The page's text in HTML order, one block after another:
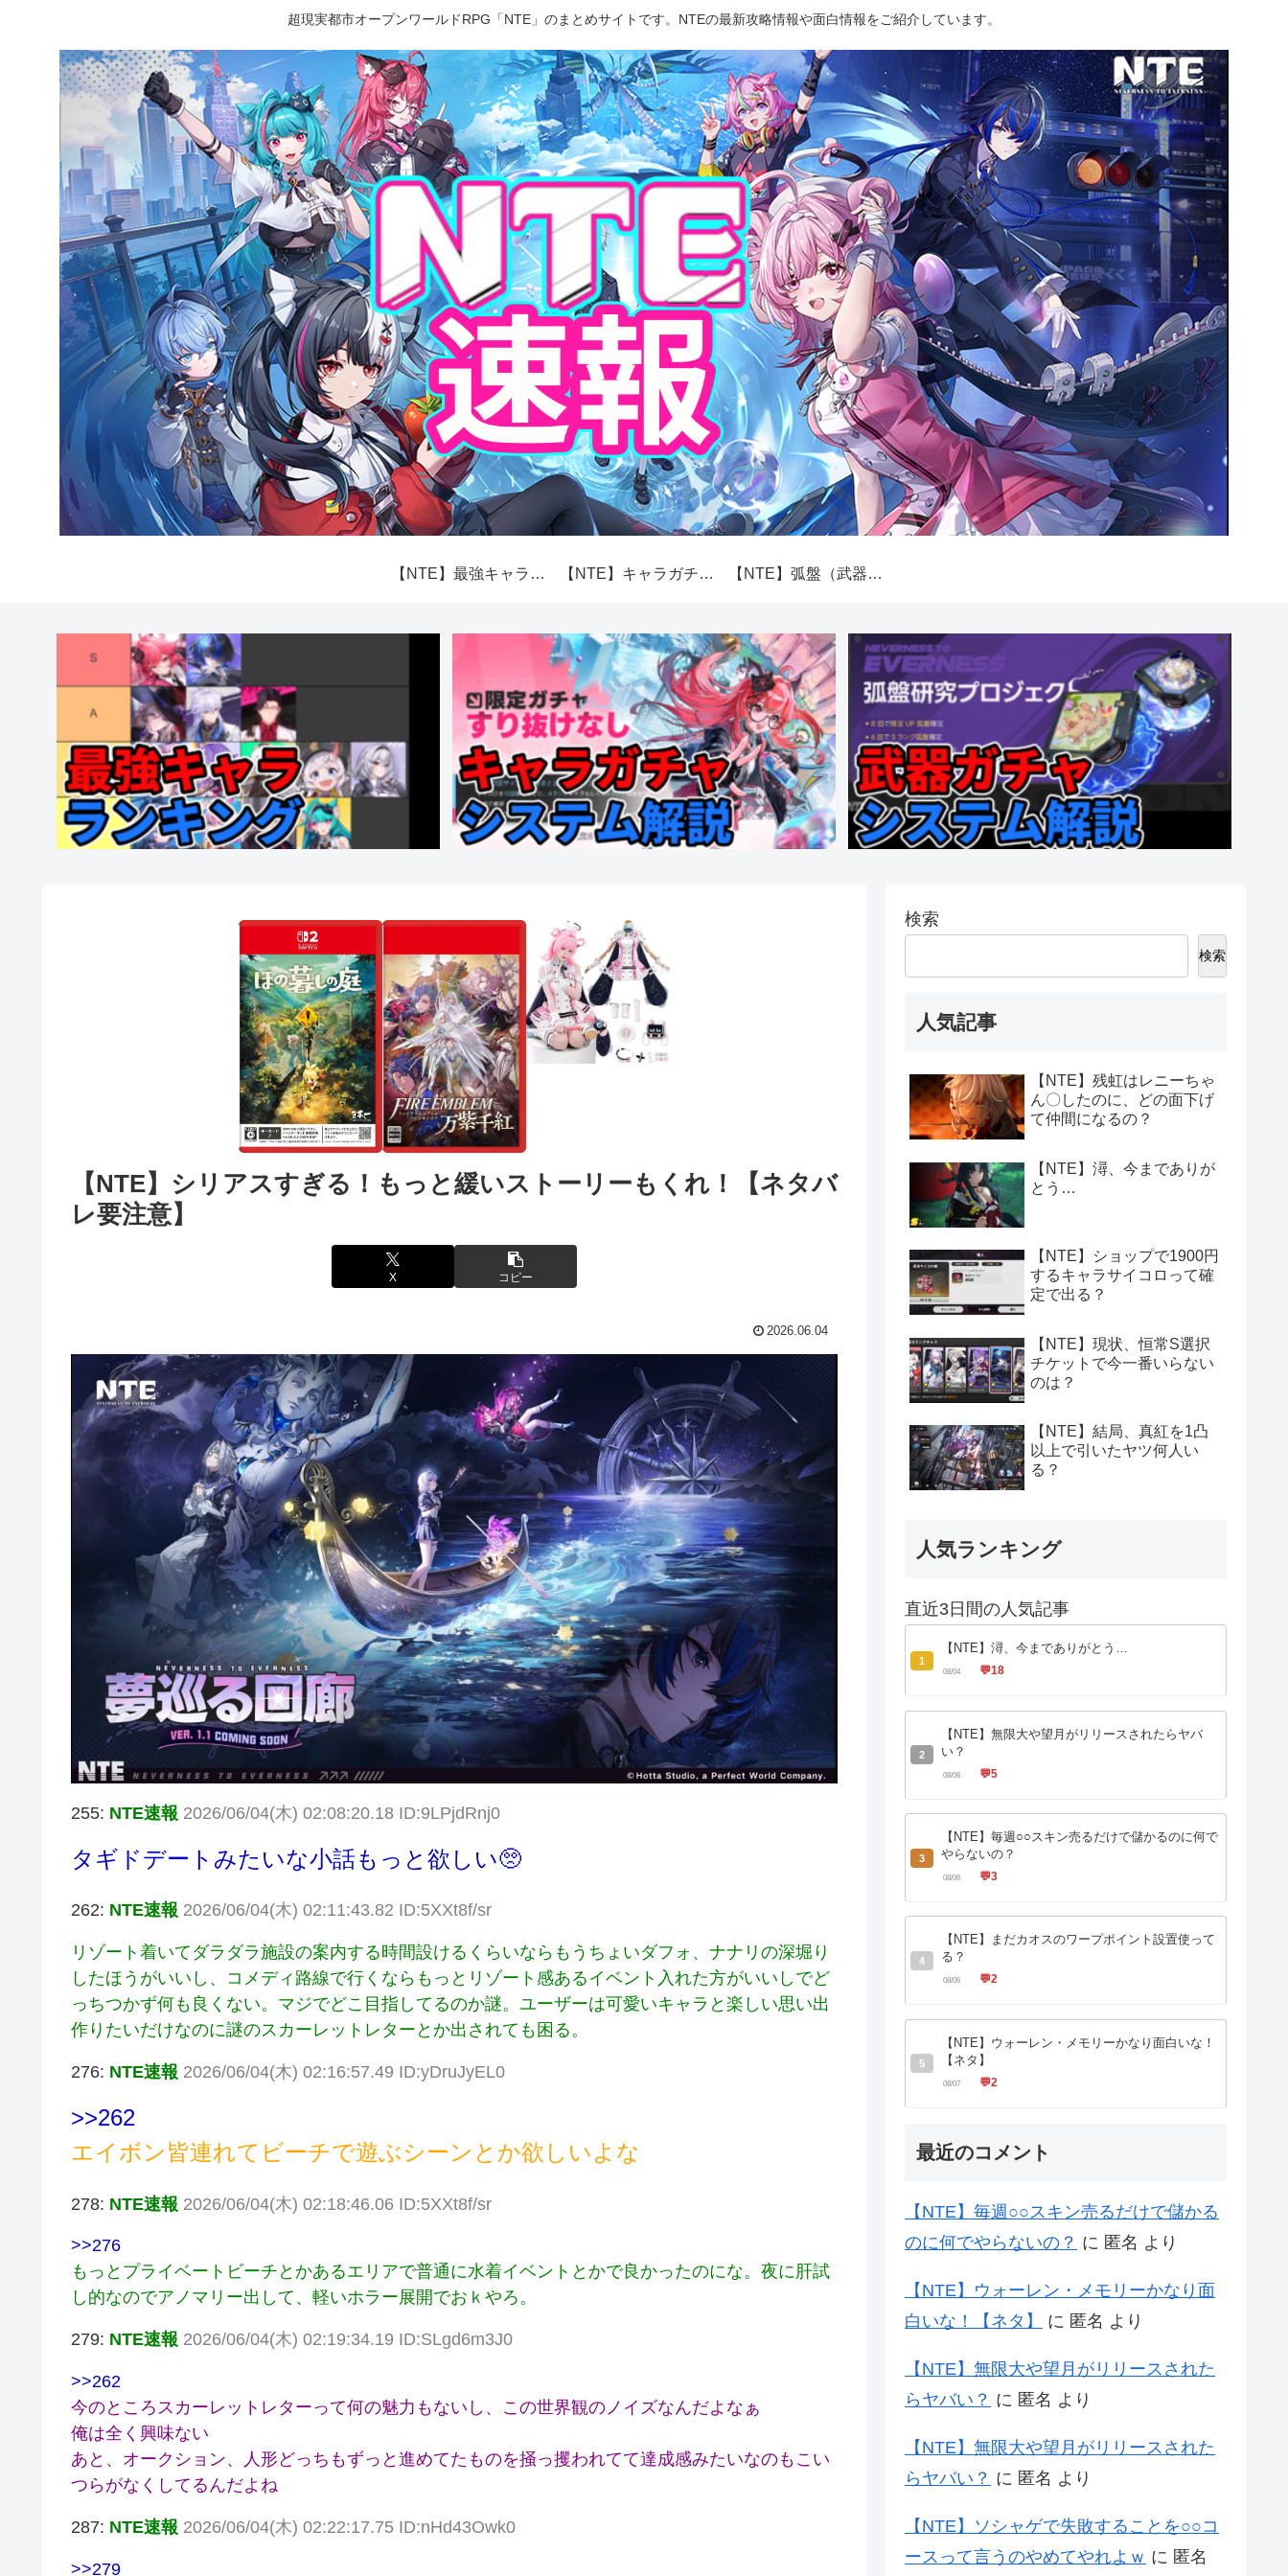
超現実都市オープンワールドRPG「NTE」のまとめサイトです。NTEの最新攻略情報や面白情報をご紹介しています。
【NTE】最強キャラランキング【性能】 【NTE】キャラガチャ（スカボロー市場）システム解説 【NTE】弧盤（武器）ガチャシステム解説
【NTE】シリアスすぎる！もっと緩いストーリーもくれ！【ネタバ
レ要注意】
X コピー
2026.06.04
255: NTE速報 2026/06/04(木) 02:08:20.18 ID:9LPjdRnj0
タギドデートみたいな小話もっと欲しい🥺
262: NTE速報 2026/06/04(木) 02:11:43.82 ID:5XXt8f/sr
リゾート着いてダラダラ施設の案内する時間設けるくらいならもうちょいダフォ、ナナリの深堀り
したほうがいいし、コメディ路線で行くならもっとリゾート感あるイベント入れた方がいいしでど
っちつかず何も良くない。マジでどこ目指してるのか謎。ユーザーは可愛いキャラと楽しい思い出
作りたいだけなのに謎のスカーレットレターとか出されても困る。
276: NTE速報 2026/06/04(木) 02:16:57.49 ID:yDruJyEL0
>>262
エイボン皆連れてビーチで遊ぶシーンとか欲しいよな
278: NTE速報 2026/06/04(木) 02:18:46.06 ID:5XXt8f/sr
>>276
もっとプライベートビーチとかあるエリアで普通に水着イベントとかで良かったのにな。夜に肝試
し的なのでアノマリー出して、軽いホラー展開でおｋやろ。
279: NTE速報 2026/06/04(木) 02:19:34.19 ID:SLgd6m3J0
>>262
今のところスカーレットレターって何の魅力もないし、この世界観のノイズなんだよなぁ
俺は全く興味ない
あと、オークション、人形どっちもずっと進めてたものを掻っ攫われてて達成感みたいなのもこい
つらがなくしてるんだよね
287: NTE速報 2026/06/04(木) 02:22:17.75 ID:nHd43Owk0
>>279
検索
検索
人気記事
【NTE】残虹はレニーちゃ
ん〇したのに、どの面下げ
て仲間になるの？
【NTE】潯、今までありが
とう…
【NTE】ショップで1900円
するキャラサイコロって確
定で出る？
【NTE】現状、恒常S選択
チケットで今一番いらない
のは？
【NTE】結局、真紅を1凸
以上で引いたヤツ何人い
る？
人気ランキング
直近3日間の人気記事
1
【NTE】潯、今までありがとう…
08/04 💬18
2
【NTE】無限大や望月がリリースされたらヤバ
い？
08/06 💬5
3
【NTE】毎週○○スキン売るだけで儲かるのに何で
やらないの？
08/06 💬3
4
【NTE】まだカオスのワープポイント設置使って
る？
08/06 💬2
5
【NTE】ウォーレン・メモリーかなり面白いな！
【ネタ】
08/07 💬2
最近のコメント
【NTE】毎週○○スキン売るだけで儲かる
のに何でやらないの？ に 匿名 より
【NTE】ウォーレン・メモリーかなり面
白いな！【ネタ】
に 匿名 より
【NTE】無限大や望月がリリースされた
らヤバい？ に 匿名 より
【NTE】無限大や望月がリリースされた
らヤバい？ に 匿名 より
【NTE】ソシャゲで失敗することを○○コ
ースって言うのやめてやれよｗ に 匿名